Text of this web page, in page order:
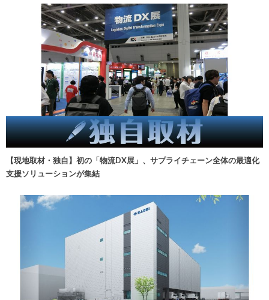
【現地取材・独自】初の「物流DX展」、サプライチェーン全体の最適化
支援ソリューションが集結